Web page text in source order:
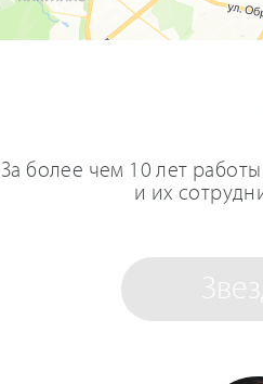
За более чем 10 лет
и их